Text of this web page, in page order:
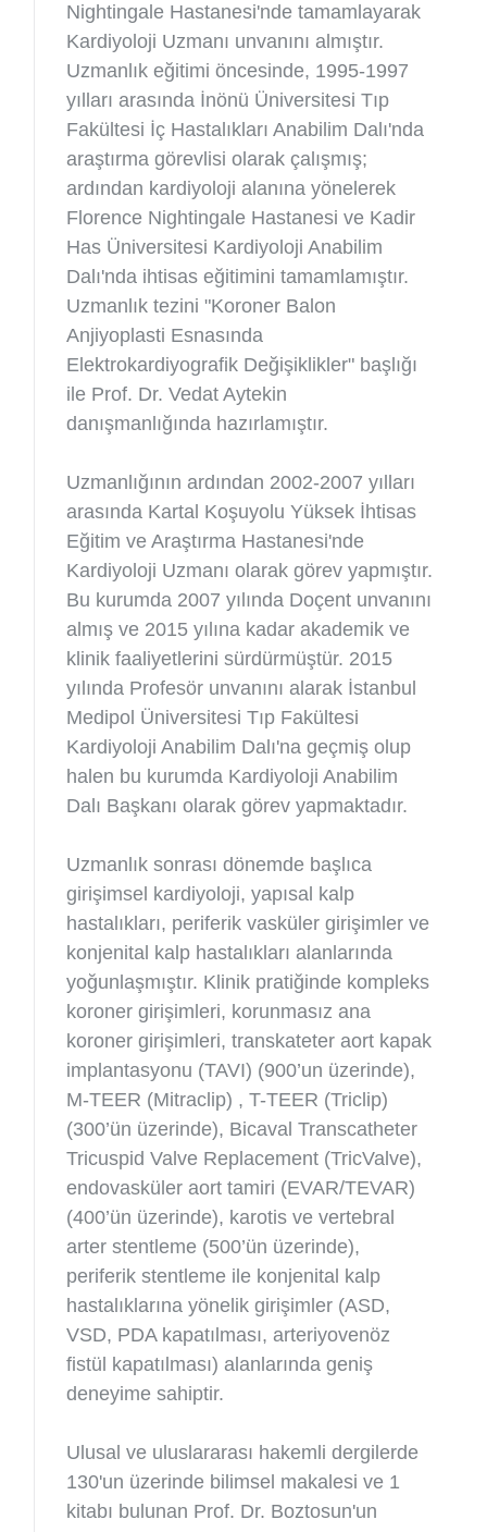
Nightingale Hastanesi'nde tamamlayarak
Kardiyoloji Uzmanı unvanını almıştır.
Uzmanlık eğitimi öncesinde, 1995-1997
yılları arasında İnönü Üniversitesi Tıp
Fakültesi İç Hastalıkları Anabilim Dalı'nda
araştırma görevlisi olarak çalışmış;
ardından kardiyoloji alanına yönelerek
Florence Nightingale Hastanesi ve Kadir
Has Üniversitesi Kardiyoloji Anabilim
Dalı'nda ihtisas eğitimini tamamlamıştır.
Uzmanlık tezini "Koroner Balon
Anjiyoplasti Esnasında
Elektrokardiyografik Değişiklikler" başlığı
ile Prof. Dr. Vedat Aytekin
danışmanlığında hazırlamıştır.
Uzmanlığının ardından 2002-2007 yılları
arasında Kartal Koşuyolu Yüksek İhtisas
Eğitim ve Araştırma Hastanesi'nde
Kardiyoloji Uzmanı olarak görev yapmıştır.
Bu kurumda 2007 yılında Doçent unvanını
almış ve 2015 yılına kadar akademik ve
klinik faaliyetlerini sürdürmüştür. 2015
yılında Profesör unvanını alarak İstanbul
Medipol Üniversitesi Tıp Fakültesi
Kardiyoloji Anabilim Dalı'na geçmiş olup
halen bu kurumda Kardiyoloji Anabilim
Dalı Başkanı olarak görev yapmaktadır.
Uzmanlık sonrası dönemde başlıca
girişimsel kardiyoloji, yapısal kalp
hastalıkları, periferik vasküler girişimler ve
konjenital kalp hastalıkları alanlarında
yoğunlaşmıştır. Klinik pratiğinde kompleks
koroner girişimleri, korunmasız ana
koroner girişimleri, transkateter aort kapak
implantasyonu (TAVI) (900’un üzerinde),
M-TEER (Mitraclip) , T-TEER (Triclip)
(300’ün üzerinde), Bicaval Transcatheter
Tricuspid Valve Replacement (TricValve),
endovasküler aort tamiri (EVAR/TEVAR)
(400’ün üzerinde), karotis ve vertebral
arter stentleme (500’ün üzerinde),
periferik stentleme ile konjenital kalp
hastalıklarına yönelik girişimler (ASD,
VSD, PDA kapatılması, arteriyovenöz
fistül kapatılması) alanlarında geniş
deneyime sahiptir.
Ulusal ve uluslararası hakemli dergilerde
130'un üzerinde bilimsel makalesi ve 1
kitabı bulunan Prof. Dr. Boztosun'un